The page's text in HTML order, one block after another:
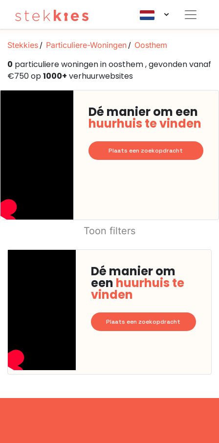
Stekkies Particuliere-Woningen Oosthem
0 particuliere woningen in oosthem , gevonden vanaf
€750 op1000+ verhuurwebsites
Dé manier om een
huurhuis te vinden
Plaats een zoekopdracht
Toon filters
Dé manier om
een huurhuis te
vinden
Plaats een zoekopdracht